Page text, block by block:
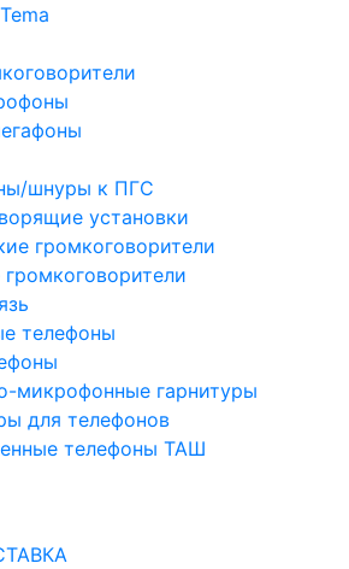
шнуры к ПГС
установки
громкоговорители
телефоны
микрофонные гарнитуры
для телефонов
телефоны ТАШ